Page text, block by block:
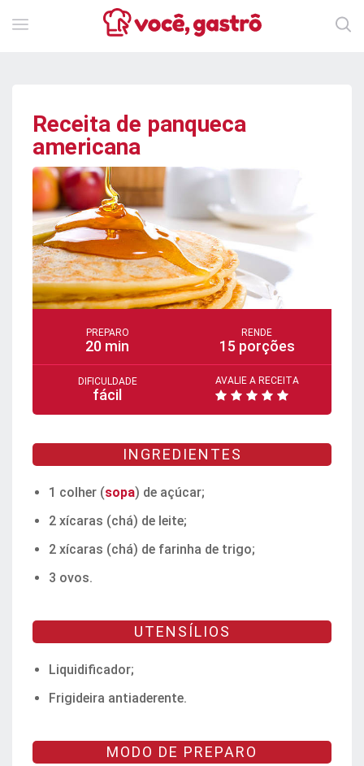
Receita de panqueca
americana
PREPARO
20 min
RENDE
15 porções
DIFICULDADE
fácil
AVALIE A RECEITA
INGREDIENTES
1 colher (sopa) de açúcar;
2 xícaras (chá) de leite;
2 xícaras (chá) de farinha de trigo;
3 ovos.
UTENSÍLIOS
Liquidificador;
Frigideira antiaderente.
MODO DE PREPARO